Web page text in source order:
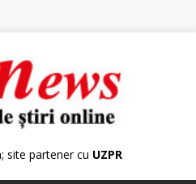
site partener cu UZPR